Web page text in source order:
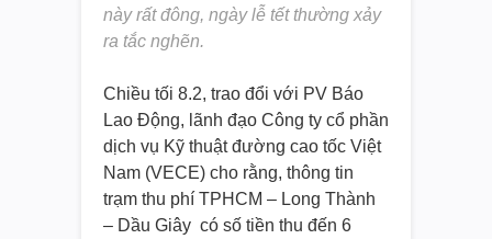
này rất đông, ngày lễ tết thường xảy
ra tắc nghẽn.
Chiều tối 8.2, trao đổi với PV Báo
Lao Động, lãnh đạo Công ty cổ phần
dịch vụ Kỹ thuật đường cao tốc Việt
Nam (VECE) cho rằng, thông tin
trạm thu phí TPHCM – Long Thành
– Dầu Giây có số tiền thu đến 6